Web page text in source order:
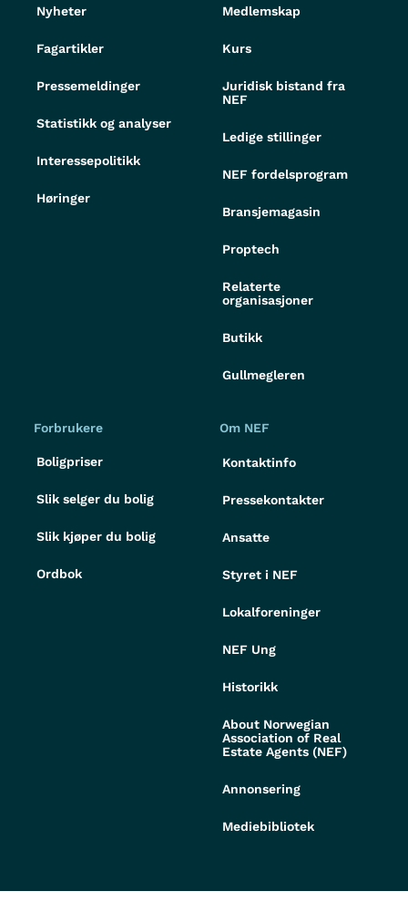
Nyheter
Fagartikler
Pressemeldinger
Statistikk og analyser
Interessepolitikk
Høringer
Medlemskap
Kurs
Juridisk bistand fra
NEF
Ledige stillinger
NEF fordelsprogram
Bransjemagasin
Proptech
Relaterte
organisasjoner
Butikk
Gullmegleren
Forbrukere
Boligpriser
Slik selger du bolig
Slik kjøper du bolig
Ordbok
Om NEF
Kontaktinfo
Pressekontakter
Ansatte
Styret i NEF
Lokalforeninger
NEF Ung
Historikk
About Norwegian
Association of Real
Estate Agents (NEF)
Annonsering
Mediebibliotek